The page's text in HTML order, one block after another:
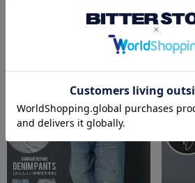
アイテムガイド
伸縮性-なし 透け感-なし 生地の厚み-
じ方等異なる場合がございますので、
てご利用ください。
ARULE(アルール)加工ワイドデニムパンツ/
¥9,790